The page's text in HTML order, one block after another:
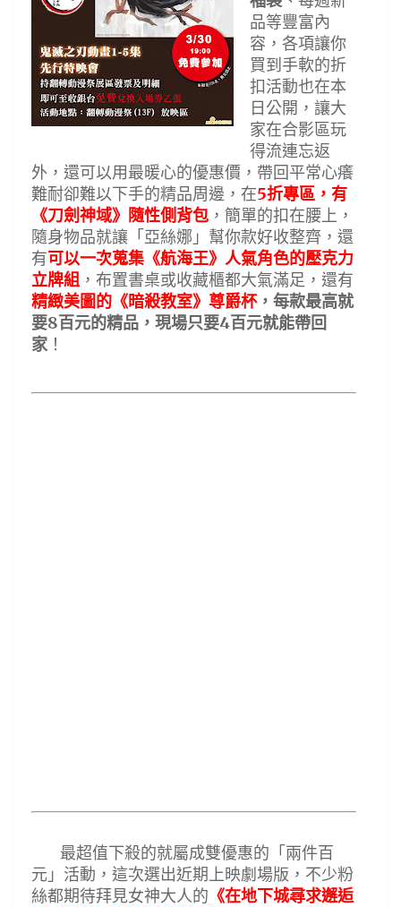
品等豐富內
容，各項讓你
買到手軟的折
扣活動也在本
日公開，讓大
家在合影區玩
得流連忘返
外，還可以用最暖心的優惠價，帶回平常心癢
難耐卻難以下手的精品周邊，在5折專區，有
《刀劍神域》隨性側背包 ，簡單的扣在腰上，
隨身物品就讓「亞絲娜」幫你款好收整齊，還
有可以一次蒐集《航海王》人氣角色的壓克力
立牌組 ，布置書桌或收藏櫃都大氣滿足，還有
精緻美圖的《暗殺教室》尊爵杯，每款最高就
要8 百元的精品，現場只要4百元就能帶回
家！
最超值下殺的就屬成雙優惠的「兩件百
元」活動，這次選出近期上映劇場版，不少粉
絲都期待拜見女神大人的 《在地下城尋求邂逅